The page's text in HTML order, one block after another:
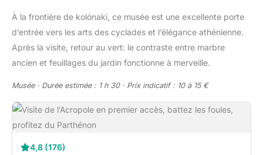
À la frontière de kolónaki, ce musée est une excellente porte
d’entrée vers les arts des cyclades et l’élégance athénienne.
Après la visite, retour au vert: le contraste entre marbre
ancien et feuillages du jardin fonctionne à merveille.
Musée · Durée estimée : 1 h 30 · Prix indicatif : 10 à 15 €
4,8 (176)